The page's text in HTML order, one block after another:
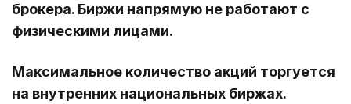
брокера. Биржи напрямую не работают с
физическими лицами.
Максимальное количество акций торгуется
на внутренних национальных биржах.